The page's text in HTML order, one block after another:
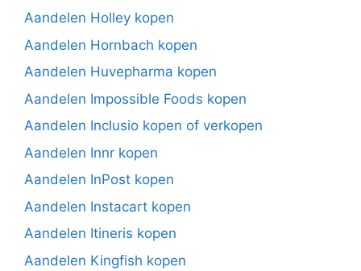
Aandelen Holley kopen
Aandelen Hornbach kopen
Aandelen Huvepharma kopen
Aandelen Impossible Foods kopen
Aandelen Inclusio kopen of verkopen
Aandelen Innr kopen
Aandelen InPost kopen
Aandelen Instacart kopen
Aandelen Itineris kopen
Aandelen Kingfish kopen